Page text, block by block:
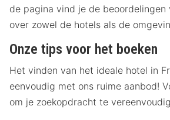
de pagina vind je de beoordelingen
over zowel de hotels als de
Onze tips voor het boeken
Het vinden van het ideale hotel in
eenvoudig met ons ruime aanbod!
om je zoekopdracht te